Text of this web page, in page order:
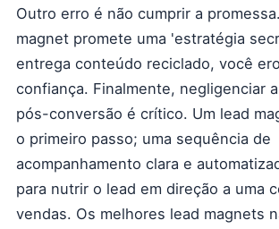
Outro erro é não cumprir a
magnet promete uma 'estratégia
entrega conteúdo reciclado, você
confiança. Finalmente, negligenciar
pós-conversão é crítico. Um lead
o primeiro passo; uma sequência de
acompanhamento clara e
para nutrir o lead em direção a uma
vendas. Os melhores lead magnets